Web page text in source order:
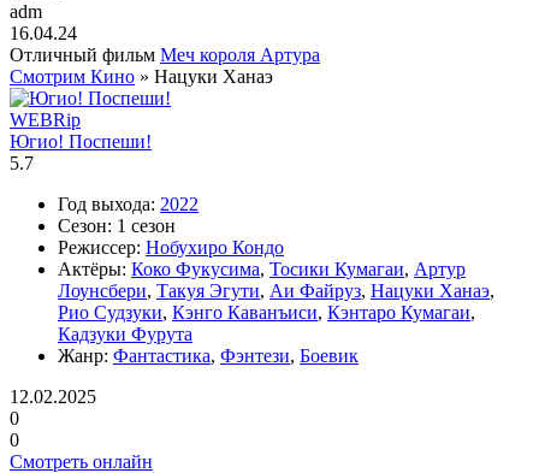
adm
16.04.24
Отличный фильм Меч короля Артура
Смотрим Кино » Нацуки Ханаэ
WEBRip
Югио! Поспеши!
5.7
Год выхода: 2022
Сезон: 1 сезон
Режиссер: Нобухиро Кондо
Актёры: Коко Фукусима, Тосики Кумагаи, Артур
Лоунсбери, Такуя Эгути, Аи Файруз, Нацуки Ханаэ,
Рио Судзуки, Кэнго Каванъиси, Кэнтаро Кумагаи,
Кадзуки Фурута
Жанр: Фантастика, Фэнтези, Боевик
12.02.2025
0
0
Смотреть онлайн